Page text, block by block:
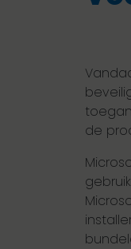
de